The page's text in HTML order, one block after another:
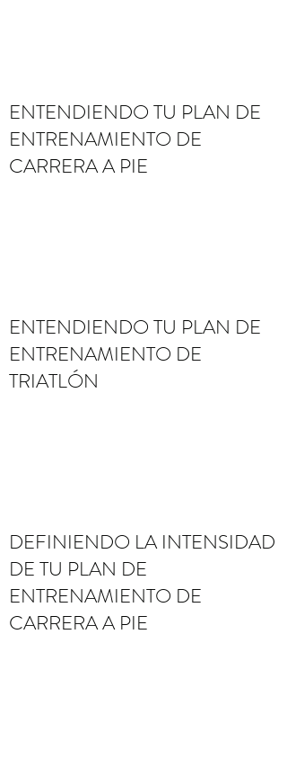
ENTENDIENDO TU PLAN DE
ENTRENAMIENTO DE
CARRERA A PIE
ENTENDIENDO TU PLAN DE
ENTRENAMIENTO DE
TRIATLÓN
DEFINIENDO LA INTENSIDAD
DE TU PLAN DE
ENTRENAMIENTO DE
CARRERA A PIE